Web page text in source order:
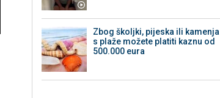
Zbog školjki, pijeska ili kamenja
s plaže možete platiti kaznu od
500.000 eura